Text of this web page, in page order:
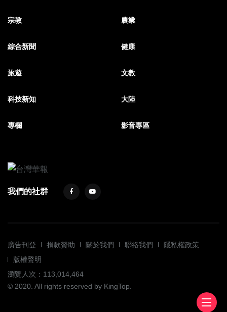
宗教 農業
綜合新聞 健康
旅遊 文教
科技新知 大陸
專欄 影音專區
我們的社群
廣告刊登 捐款贊助 關於我們 聯絡我們
隱私權政策
版權聲明
瀏覽人次：113,014,464
© 2020. All rights reserved by KingTop.